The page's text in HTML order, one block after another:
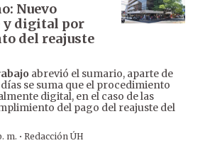
Nuevo
y digital por
del reajuste
abrevió el sumario, aparte de
se suma que el procedimiento
digital, en el caso de las
del pago del reajuste del
m. · Redacción ÚH